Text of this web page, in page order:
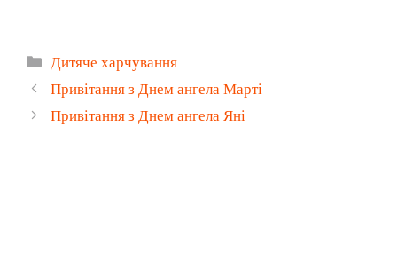
Категорії
Дитяче харчування
Привітання з Днем ангела Марті
Привітання з Днем ангела Яні